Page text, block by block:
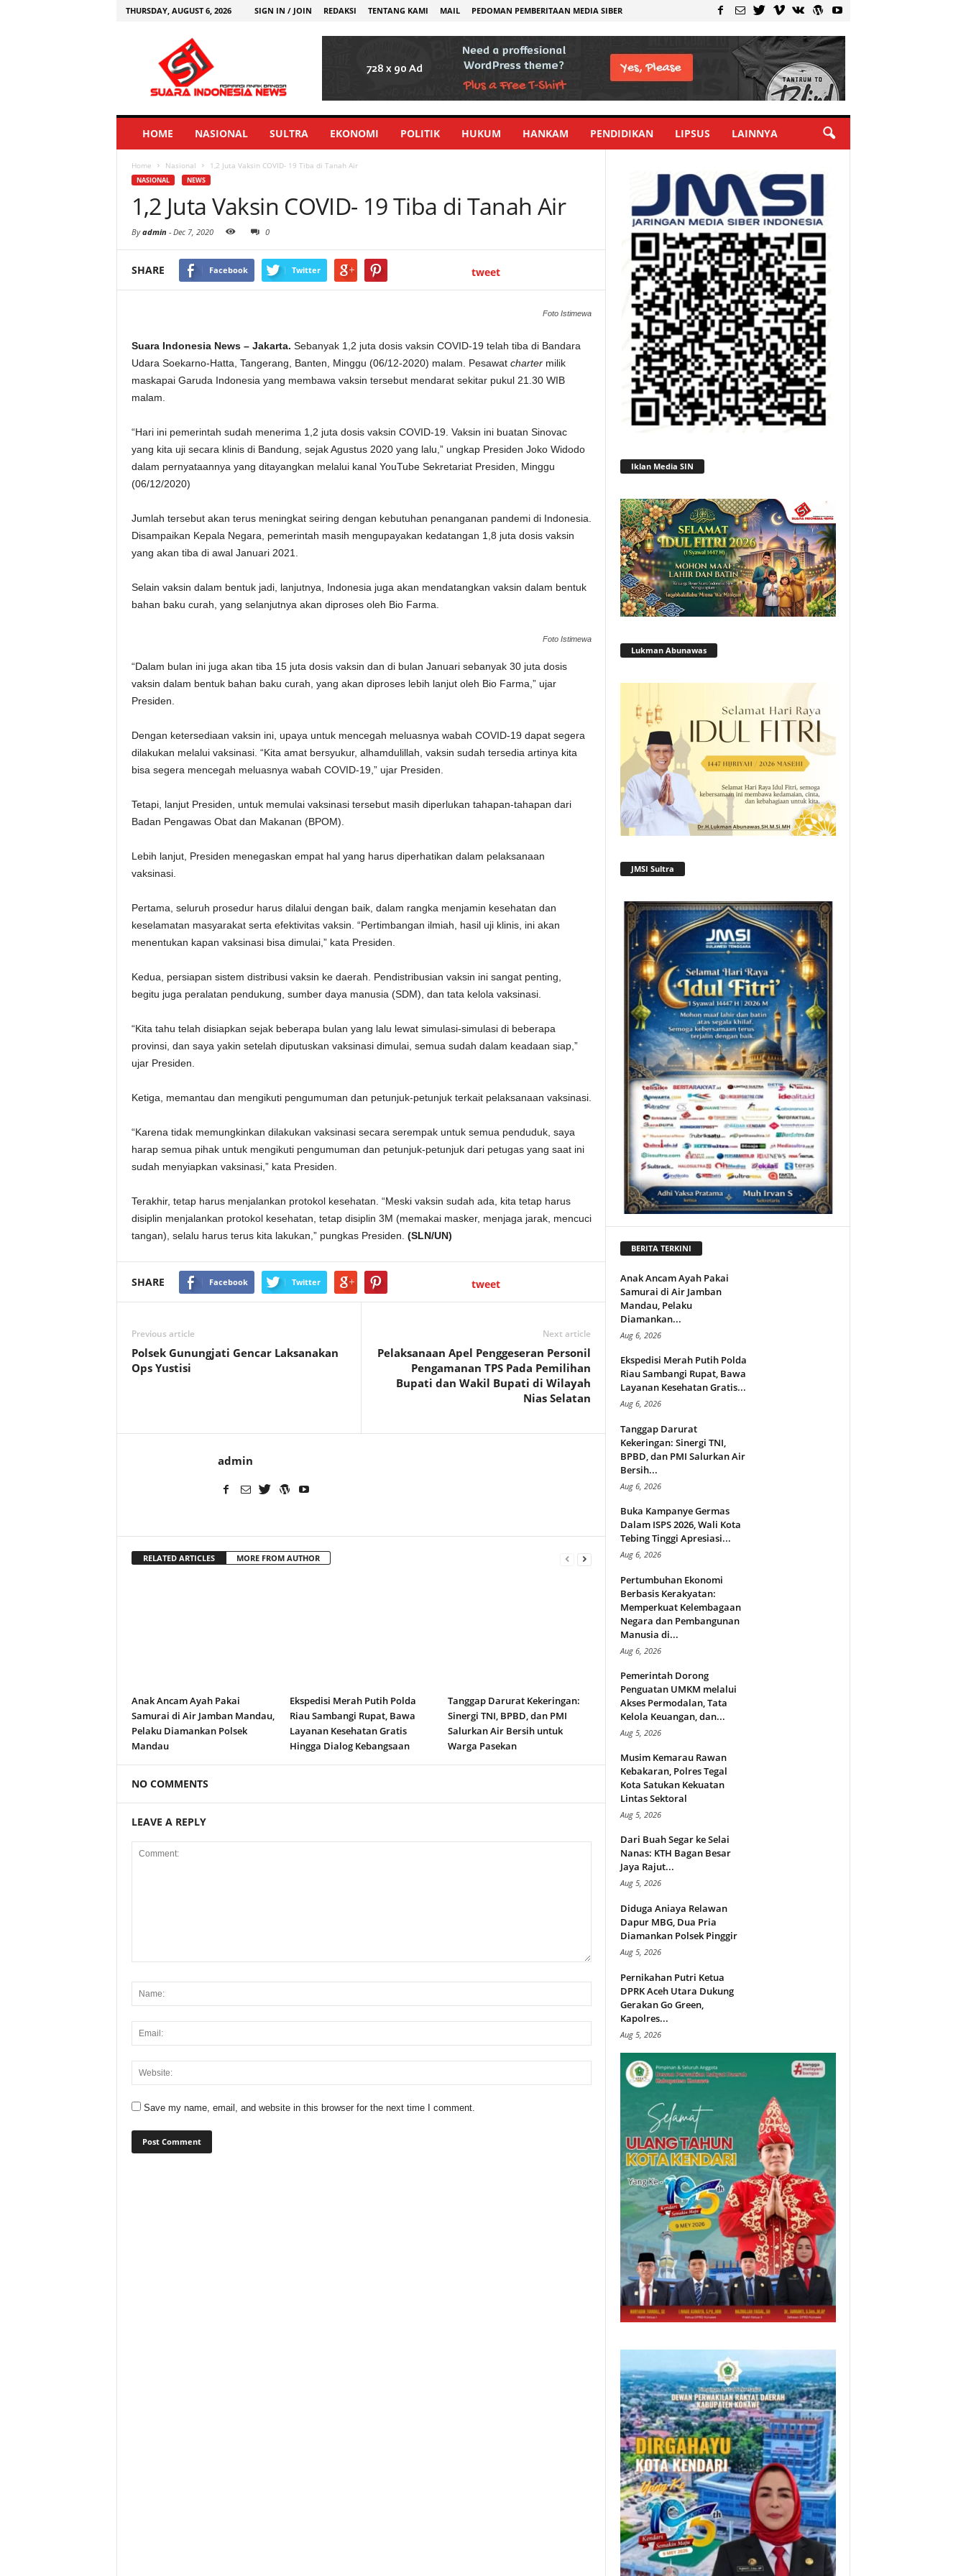
THURSDAY, AUGUST 6, 2026 SIGN IN / JOIN REDAKSI TENTANG KAMI MAIL PEDOMAN PEMBERITAAN MEDIA SIBER
HOME NASIONAL SULTRA EKONOMI POLITIK HUKUM HANKAM PENDIDIKAN LIPSUS LAINNYA
Home Nasional 1,2 Juta Vaksin COVID- 19 Tiba di Tanah Air
NASIONAL NEWS
1,2 Juta Vaksin COVID- 19 Tiba di Tanah Air
Byadmin - Dec 7, 2020 0
SHARE Facebook Twitter tweet
Foto Istimewa
Suara Indonesia News – Jakarta. Sebanyak 1,2 juta dosis vaksin COVID-19 telah tiba di Bandara
Udara Soekarno-Hatta, Tangerang, Banten, Minggu (06/12-2020) malam. Pesawat chartermilik
maskapai Garuda Indonesia yang membawa vaksin tersebut mendarat sekitar pukul 21.30 WIB
malam.
“Hari ini pemerintah sudah menerima 1,2 juta dosis vaksin COVID-19. Vaksin ini buatan Sinovac
yang kita uji secara klinis di Bandung, sejak Agustus 2020 yang lalu,” ungkap Presiden Joko Widodo
dalam pernyataannya yang ditayangkan melalui kanal YouTube Sekretariat Presiden, Minggu
(06/12/2020)
Jumlah tersebut akan terus meningkat seiring dengan kebutuhan penanganan pandemi di Indonesia.
Disampaikan Kepala Negara, pemerintah masih mengupayakan kedatangan 1,8 juta dosis vaksin
yang akan tiba di awal Januari 2021.
Selain vaksin dalam bentuk jadi, lanjutnya, Indonesia juga akan mendatangkan vaksin dalam bentuk
bahan baku curah, yang selanjutnya akan diproses oleh Bio Farma.
Foto Istimewa
“Dalam bulan ini juga akan tiba 15 juta dosis vaksin dan di bulan Januari sebanyak 30 juta dosis
vaksin dalam bentuk bahan baku curah, yang akan diproses lebih lanjut oleh Bio Farma,” ujar
Presiden.
Dengan ketersediaan vaksin ini, upaya untuk mencegah meluasnya wabah COVID-19 dapat segera
dilakukan melalui vaksinasi. “Kita amat bersyukur, alhamdulillah, vaksin sudah tersedia artinya kita
bisa segera mencegah meluasnya wabah COVID-19,” ujar Presiden.
Tetapi, lanjut Presiden, untuk memulai vaksinasi tersebut masih diperlukan tahapan-tahapan dari
Badan Pengawas Obat dan Makanan (BPOM).
Lebih lanjut, Presiden menegaskan empat hal yang harus diperhatikan dalam pelaksanaan
vaksinasi.
Pertama, seluruh prosedur harus dilalui dengan baik, dalam rangka menjamin kesehatan dan
keselamatan masyarakat serta efektivitas vaksin. “Pertimbangan ilmiah, hasil uji klinis, ini akan
menentukan kapan vaksinasi bisa dimulai,” kata Presiden.
Kedua, persiapan sistem distribusi vaksin ke daerah. Pendistribusian vaksin ini sangat penting,
begitu juga peralatan pendukung, sumber daya manusia (SDM), dan tata kelola vaksinasi.
“Kita tahu telah disiapkan sejak beberapa bulan yang lalu lewat simulasi-simulasi di beberapa
provinsi, dan saya yakin setelah diputuskan vaksinasi dimulai, semua sudah dalam keadaan siap,”
ujar Presiden.
Ketiga, memantau dan mengikuti pengumuman dan petunjuk-petunjuk terkait pelaksanaan vaksinasi.
“Karena tidak memungkinkan dilakukan vaksinasi secara serempak untuk semua penduduk, saya
harap semua pihak untuk mengikuti pengumuman dan petunjuk-petunjuk dari petugas yang saat ini
sudah menyiapkan vaksinasi,” kata Presiden.
Terakhir, tetap harus menjalankan protokol kesehatan. “Meski vaksin sudah ada, kita tetap harus
disiplin menjalankan protokol kesehatan, tetap disiplin 3M (memakai masker, menjaga jarak, mencuci
tangan), selalu harus terus kita lakukan,” pungkas Presiden. (SLN/UN)
SHARE Facebook Twitter tweet
Previous article
Polsek Gunungjati Gencar Laksanakan
Ops Yustisi
Next article
Pelaksanaan Apel Penggeseran Personil
Pengamanan TPS Pada Pemilihan
Bupati dan Wakil Bupati di Wilayah
Nias Selatan
admin
RELATED ARTICLES MORE FROM AUTHOR
Anak Ancam Ayah Pakai
Samurai di Air Jamban Mandau,
Pelaku Diamankan Polsek
Mandau
Ekspedisi Merah Putih Polda
Riau Sambangi Rupat, Bawa
Layanan Kesehatan Gratis
Hingga Dialog Kebangsaan
Tanggap Darurat Kekeringan:
Sinergi TNI, BPBD, dan PMI
Salurkan Air Bersih untuk
Warga Pasekan
NO COMMENTS
LEAVE A REPLY
Save my name, email, and website in this browser for the next time I comment.
Iklan Media SIN
Lukman Abunawas
JMSI Sultra
BERITA TERKINI
Anak Ancam Ayah Pakai
Samurai di Air Jamban
Mandau, Pelaku
Diamankan...
Aug 6, 2026
Ekspedisi Merah Putih Polda
Riau Sambangi Rupat, Bawa
Layanan Kesehatan Gratis...
Aug 6, 2026
Tanggap Darurat
Kekeringan: Sinergi TNI,
BPBD, dan PMI Salurkan Air
Bersih...
Aug 6, 2026
Buka Kampanye Germas
Dalam ISPS 2026, Wali Kota
Tebing Tinggi Apresiasi...
Aug 6, 2026
Pertumbuhan Ekonomi
Berbasis Kerakyatan:
Memperkuat Kelembagaan
Negara dan Pembangunan
Manusia di...
Aug 6, 2026
Pemerintah Dorong
Penguatan UMKM melalui
Akses Permodalan, Tata
Kelola Keuangan, dan...
Aug 5, 2026
Musim Kemarau Rawan
Kebakaran, Polres Tegal
Kota Satukan Kekuatan
Lintas Sektoral
Aug 5, 2026
Dari Buah Segar ke Selai
Nanas: KTH Bagan Besar
Jaya Rajut...
Aug 5, 2026
Diduga Aniaya Relawan
Dapur MBG, Dua Pria
Diamankan Polsek Pinggir
Aug 5, 2026
Pernikahan Putri Ketua
DPRK Aceh Utara Dukung
Gerakan Go Green,
Kapolres...
Aug 5, 2026